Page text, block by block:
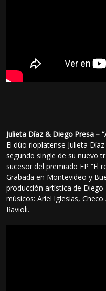
Julieta Díaz & Diego Presa –
El dúo rioplatense Julieta
segundo single de su nuevo
sucesor del premiado EP “El
Grabada en Montevideo y
producción artística de
músicos: Ariel Iglesias,
Ravioli.